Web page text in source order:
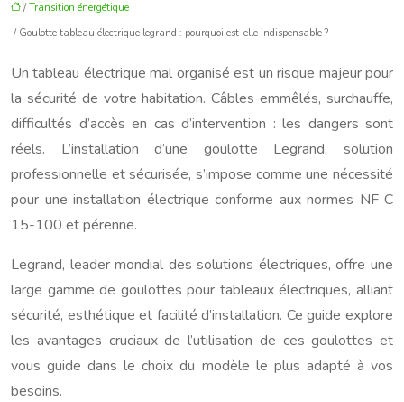
/Transition énergétique
/ Goulotte tableau électrique legrand : pourquoi est-elle indispensable ?
Un tableau électrique mal organisé est un risque majeur pour
la sécurité de votre habitation. Câbles emmêlés, surchauffe,
difficultés d’accès en cas d’intervention : les dangers sont
réels. L’installation d’une goulotte Legrand, solution
professionnelle et sécurisée, s’impose comme une nécessité
pour une installation électrique conforme aux normes NF C
15-100 et pérenne.
Legrand, leader mondial des solutions électriques, offre une
large gamme de goulottes pour tableaux électriques, alliant
sécurité, esthétique et facilité d’installation. Ce guide explore
les avantages cruciaux de l’utilisation de ces goulottes et
vous guide dans le choix du modèle le plus adapté à vos
besoins.